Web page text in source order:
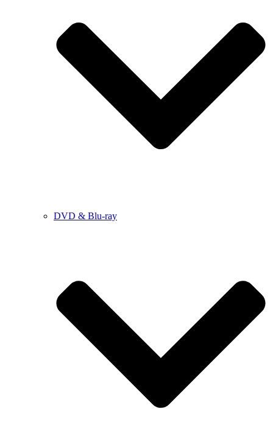
DVD & Blu-ray